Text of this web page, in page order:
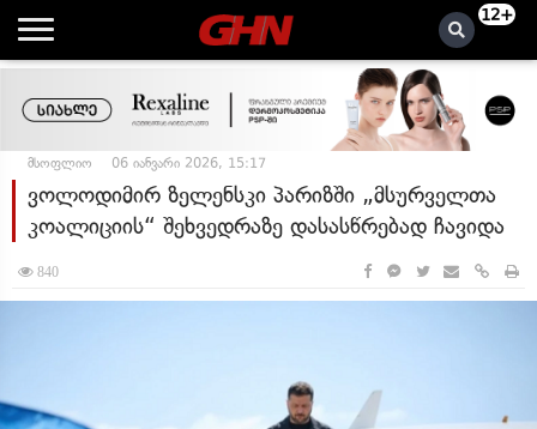
12+
მსოფლიო 06 იანვარი 2026, 15:17
ვოლოდიმირ ზელენსკი პარიზში „მსურველთა
კოალიციის“ შეხვედრაზე დასასწრებად ჩავიდა
840